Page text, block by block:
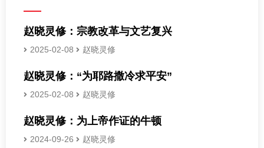
赵晓灵修：宗教改革与文艺复兴
2025-02-08 赵晓灵修
赵晓灵修：“为耶路撒冷求平安”
2025-02-08 赵晓灵修
赵晓灵修：为上帝作证的牛顿
2024-09-26 赵晓灵修